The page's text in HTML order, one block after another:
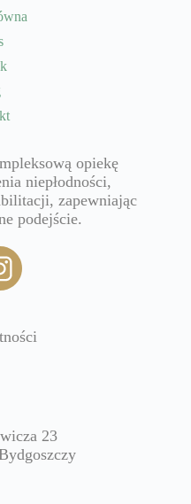
opiekę
niepłodności,
zapewniając
podejście.
23